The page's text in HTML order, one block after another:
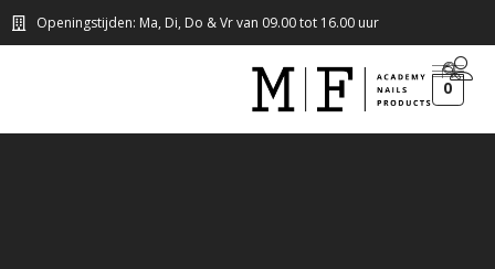
Openingstijden: Ma, Di, Do & Vr van 09.00 tot 16.00 uur
0